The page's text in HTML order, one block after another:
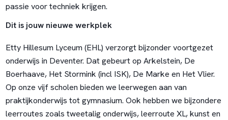
passie voor techniek krijgen.
Dit is jouw nieuwe werkplek
Etty Hillesum Lyceum (EHL) verzorgt bijzonder voortgezet
onderwijs in Deventer. Dat gebeurt op Arkelstein, De
Boerhaave, Het Stormink (incl ISK), De Marke en Het Vlier.
Op onze vijf scholen bieden we leerwegen aan van
praktijkonderwijs tot gymnasium. Ook hebben we bijzondere
leerroutes zoals tweetalig onderwijs, leerroute XL, kunst en